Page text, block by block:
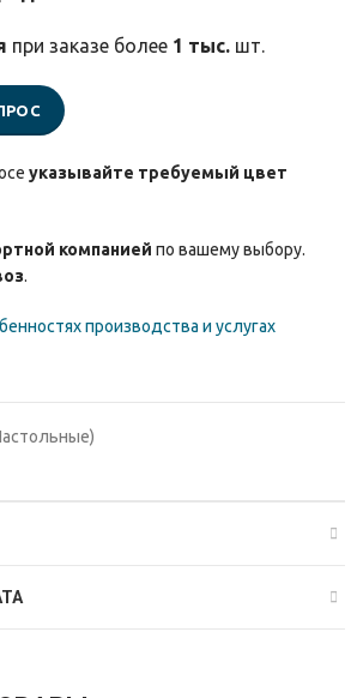
при заказе более 1 тыс. шт.
указывайте требуемый цвет
компанией по вашему выбору.
.
производства и услугах